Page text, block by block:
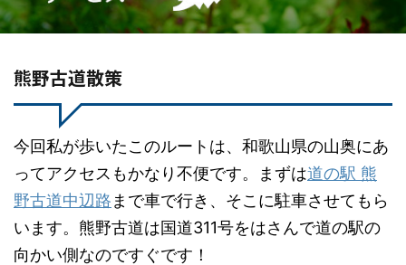
熊野古道散策
今回私が歩いたこのルートは、和歌山県の山奥にあ
ってアクセスもかなり不便です。まずは道の駅 熊
野古道中辺路 まで車で行き、そこに駐車させてもら
います。熊野古道は国道311号をはさんで道の駅の
向かい側なのですぐです！